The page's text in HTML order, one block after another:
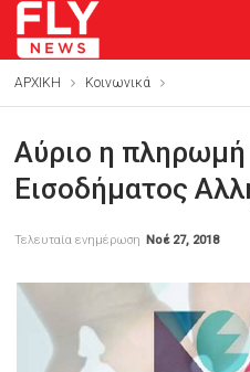
ΑΡΧΙΚΗ Κοινωνικά
Αύριο η πληρωμή
Εισοδήματος
Τελευταία ενημέρωση Νοέ 27, 2018